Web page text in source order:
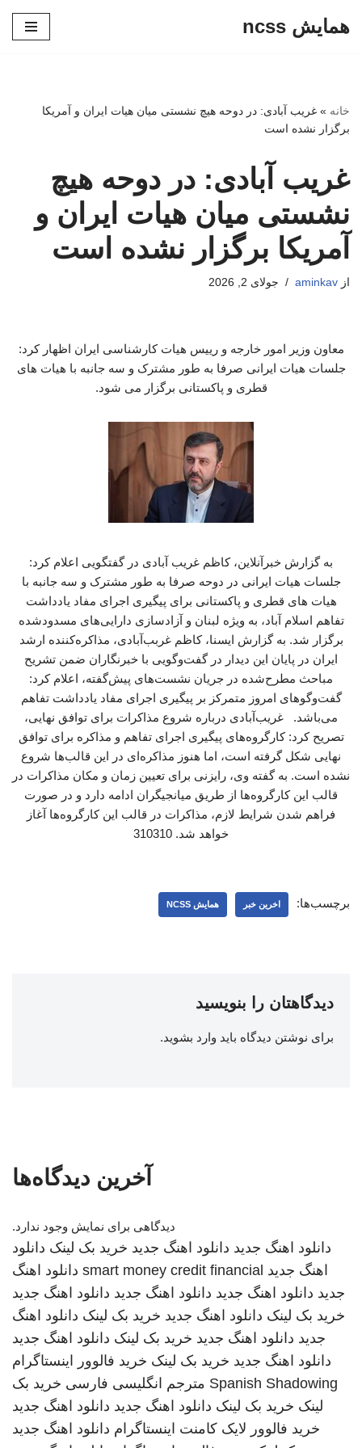
همایش ncss
خانه » غریب آبادی: در دوحه هیچ نشستی میان هیات ایران و آمریکا
برگزار نشده است
غریب آبادی: در دوحه هیچ
نشستی میان هیات ایران و
آمریکا برگزار نشده است
از aminkav جولای 2, 2026
معاون وزیر امور خارجه و رییس هیات کارشناسی ایران اظهار کرد:
جلسات هیات ایرانی صرفا به طور مشترک و سه جانبه با هیات های
قطری و پاکستانی برگزار می شود.
به گزارش خبرآنلاین، کاظم غریب آبادی در گفتگویی اعلام کرد:
جلسات هیات ایرانی در دوحه صرفا به طور مشترک و سه جانبه با
هیات های قطری و پاکستانی برای پیگیری اجرای مفاد یادداشت
تفاهم اسلام آباد، به ویژه لبنان و آزادسازی دارایی‌های مسدودشده
برگزار شد. به گزارش ایسنا، کاظم غربب‌آبادی، مذاکره‌کننده ارشد
ایران در پایان این دیدار در گفت‌وگویی با خبرنگاران ضمن تشریح
مباحث مطرح‌شده در جریان نشست‌های پیش‌گفته، اعلام کرد:
گفت‌وگوهای امروز متمرکز بر پیگیری اجرای مفاد یادداشت تفاهم
می‌باشد. غریب‌آبادی درباره شروع مذاکرات برای توافق نهایی،
تصریح کرد: کارگروه‌های پیگیری اجرای تفاهم و مذاکره برای توافق
نهایی شکل گرفته است، اما هنوز مذاکره‌ای در این قالب‌ها شروع
نشده است. به گفته وی، رایزنی برای تعیین زمان و مکان مذاکرات در
قالب این کارگروه‌ها از طریق میانجیگران ادامه دارد و در صورت
فراهم شدن شرایط لازم، مذاکرات در قالب این کارگروه‌ها آغاز
خواهد شد. 310310
برچسب‌ها: اخرین خبر همایش NCSS
دیدگاهتان را بنویسید
برای نوشتن دیدگاه باید وارد بشوید.
آخرین دیدگاه‌ها
دیدگاهی برای نمایش وجود ندارد.
دانلود اهنگ جدید دانلود اهنگ جدید خرید بک لینک دانلود
اهنگ جدید smart money credit financial دانلود اهنگ
جدید دانلود اهنگ جدید دانلود اهنگ جدید دانلود اهنگ جدید
خرید بک لینک دانلود اهنگ جدید خرید بک لینک دانلود اهنگ
جدید دانلود اهنگ جدید خرید بک لینک دانلود اهنگ جدید
دانلود اهنگ جدید خرید بک لینک خرید فالوور اینستاگرام
Spanish Shadowing مترجم انگلیسی فارسی خرید بک
لینک خرید بک لینک دانلود اهنگ جدید دانلود اهنگ جدید
خرید فالوور لایک کامنت اینستاگرام دانلود اهنگ جدید